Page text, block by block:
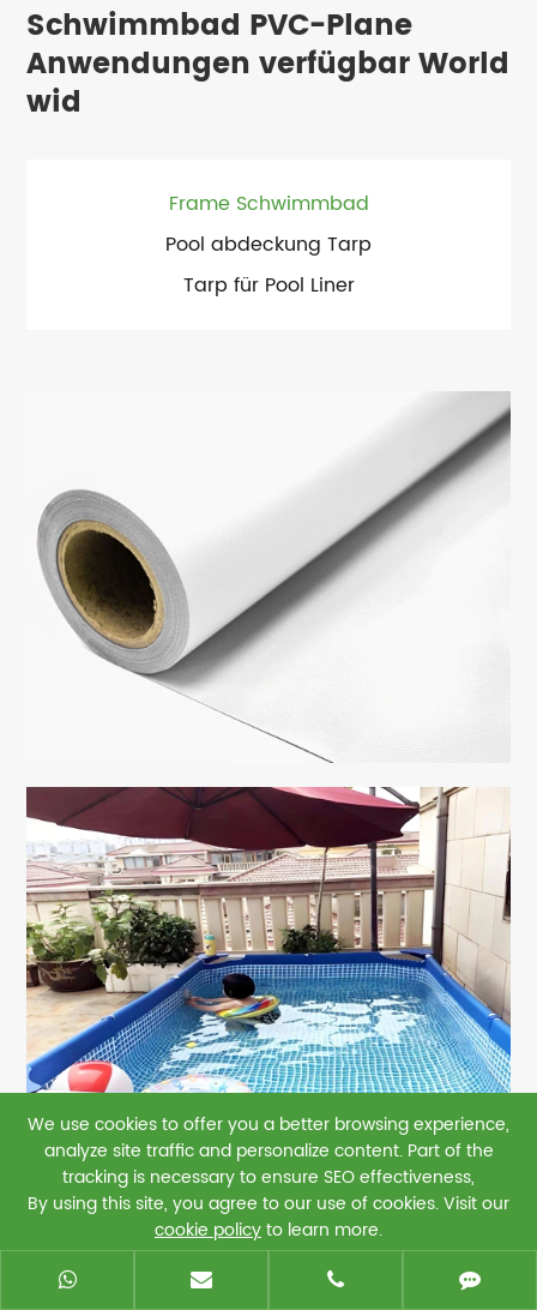
Schwimmbad PVC-Plane
Anwendungen verfügbar World
wid
Frame Schwimmbad
Pool abdeckung Tarp
Tarp für Pool Liner
We use cookies to offer you a better browsing experience,
analyze site traffic and personalize content. Part of the
tracking is necessary to ensure SEO effectiveness,
By using this site, you agree to our use of cookies. Visit our
cookie policyto learn more.
Reject Accept